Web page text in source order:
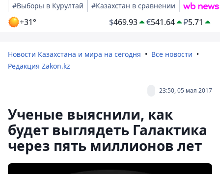
#Выборы в Курултай
#Казахстан в сравнении
+31° $469.93 €541.64 ₽5.71
Новости Казахстана и мира на сегодня
Все новости
Редакция Zakon.kz
23:50, 05 мая 2017
Ученые выяснили, как
будет выглядеть Галактика
через пять миллионов лет